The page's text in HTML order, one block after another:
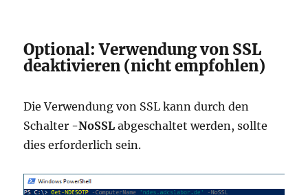
Optional: Verwendung von SSL
deaktivieren (nicht empfohlen)
Die Verwendung von SSL kann durch den
Schalter -NoSSL abgeschaltet werden, sollte
dies erforderlich sein.